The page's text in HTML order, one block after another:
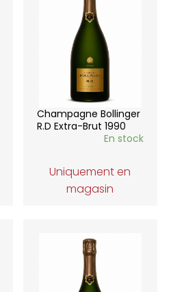
Champagne Bollinger
R.D Extra-Brut 1990
En stock
Uniquement en
magasin